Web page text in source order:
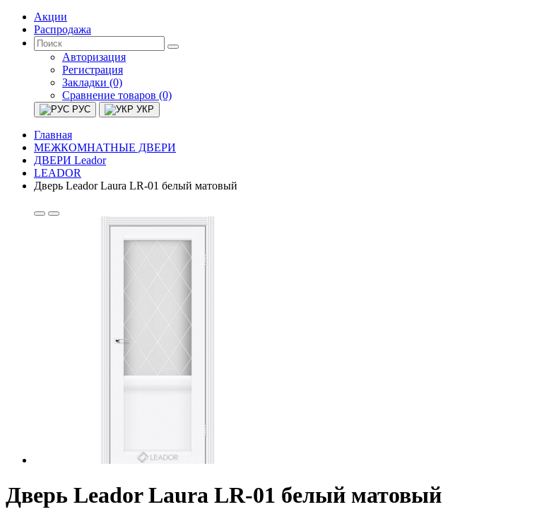
Акции
Распродажа
Авторизация
Регистрация
Закладки (0)
Сравнение товаров (0)
РУС УКР
Главная
МЕЖКОМНАТНЫЕ ДВЕРИ
ДВЕРИ Leador
LEADOR
Дверь Leador Laura LR-01 белый матовый
Дверь Leador Laura LR-01 белый матовый